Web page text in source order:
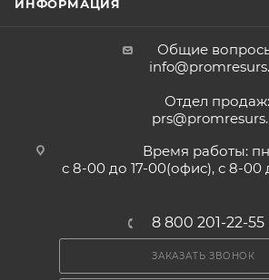
ИНФОРМАЦИЯ
Общие
Отдел продаж:
Время работы:
с 8-00 до 17-00(офис), с 8-00
8 800 201-22-55
ЗАКАЗАТЬ ЗВОНОК